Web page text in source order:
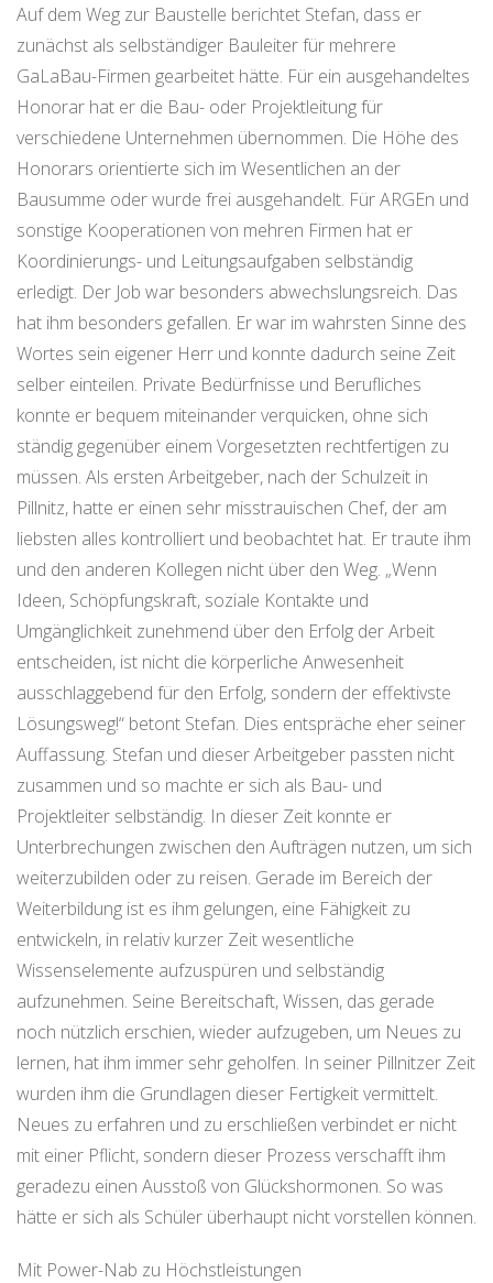
Auf dem Weg zur Baustelle berichtet Stefan, dass er
zunächst als selbständiger Bauleiter für mehrere
GaLaBau-Firmen gearbeitet hätte. Für ein ausgehandeltes
Honorar hat er die Bau- oder Projektleitung für
verschiedene Unternehmen übernommen. Die Höhe des
Honorars orientierte sich im Wesentlichen an der
Bausumme oder wurde frei ausgehandelt. Für ARGEn und
sonstige Kooperationen von mehren Firmen hat er
Koordinierungs- und Leitungsaufgaben selbständig
erledigt. Der Job war besonders abwechslungsreich. Das
hat ihm besonders gefallen. Er war im wahrsten Sinne des
Wortes sein eigener Herr und konnte dadurch seine Zeit
selber einteilen. Private Bedürfnisse und Berufliches
konnte er bequem miteinander verquicken, ohne sich
ständig gegenüber einem Vorgesetzten rechtfertigen zu
müssen. Als ersten Arbeitgeber, nach der Schulzeit in
Pillnitz, hatte er einen sehr misstrauischen Chef, der am
liebsten alles kontrolliert und beobachtet hat. Er traute ihm
und den anderen Kollegen nicht über den Weg. „Wenn
Ideen, Schöpfungskraft, soziale Kontakte und
Umgänglichkeit zunehmend über den Erfolg der Arbeit
entscheiden, ist nicht die körperliche Anwesenheit
ausschlaggebend für den Erfolg, sondern der effektivste
Lösungsweg!“ betont Stefan. Dies entspräche eher seiner
Auffassung. Stefan und dieser Arbeitgeber passten nicht
zusammen und so machte er sich als Bau- und
Projektleiter selbständig. In dieser Zeit konnte er
Unterbrechungen zwischen den Aufträgen nutzen, um sich
weiterzubilden oder zu reisen. Gerade im Bereich der
Weiterbildung ist es ihm gelungen, eine Fähigkeit zu
entwickeln, in relativ kurzer Zeit wesentliche
Wissenselemente aufzuspüren und selbständig
aufzunehmen. Seine Bereitschaft, Wissen, das gerade
noch nützlich erschien, wieder aufzugeben, um Neues zu
lernen, hat ihm immer sehr geholfen. In seiner Pillnitzer Zeit
wurden ihm die Grundlagen dieser Fertigkeit vermittelt.
Neues zu erfahren und zu erschließen verbindet er nicht
mit einer Pflicht, sondern dieser Prozess verschafft ihm
geradezu einen Ausstoß von Glückshormonen. So was
hätte er sich als Schüler überhaupt nicht vorstellen können.
Mit Power-Nab zu Höchstleistungen